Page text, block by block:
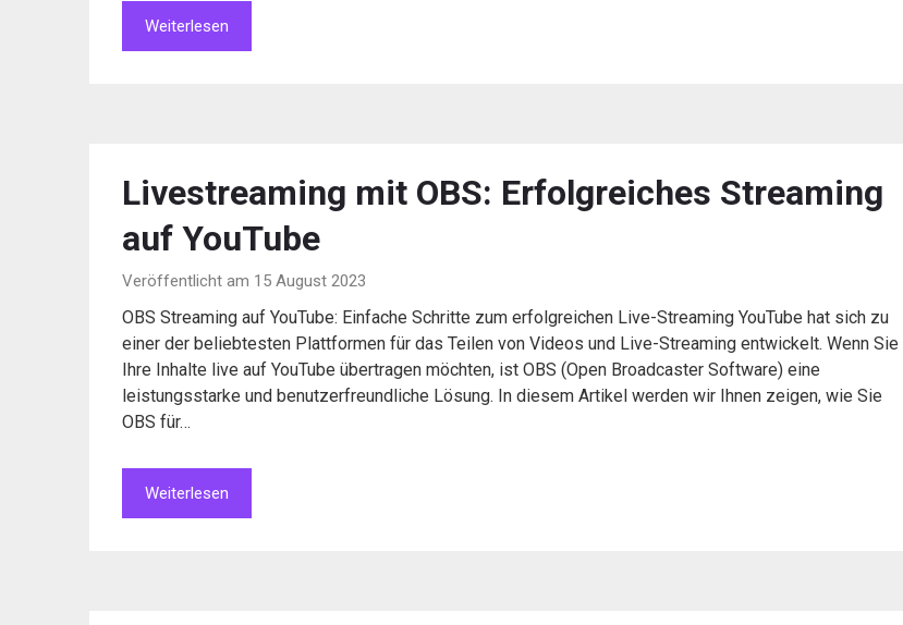
Weiterlesen
Livestreaming mit OBS: Erfolgreiches Streaming
auf YouTube
Veröffentlicht am 15 August 2023
OBS Streaming auf YouTube: Einfache Schritte zum erfolgreichen Live-Streaming YouTube hat sich zu
einer der beliebtesten Plattformen für das Teilen von Videos und Live-Streaming entwickelt. Wenn Sie
Ihre Inhalte live auf YouTube übertragen möchten, ist OBS (Open Broadcaster Software) eine
leistungsstarke und benutzerfreundliche Lösung. In diesem Artikel werden wir Ihnen zeigen, wie Sie
OBS für…
Weiterlesen